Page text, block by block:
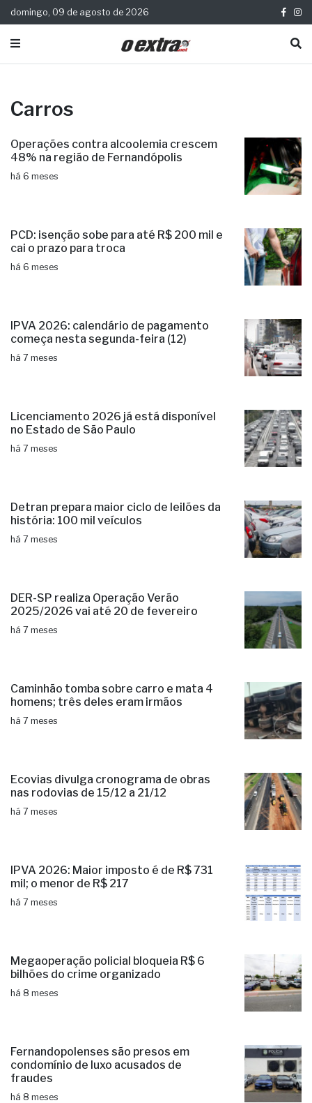
domingo, 09 de agosto de 2026
Carros
Operações contra alcoolemia crescem
48% na região de Fernandópolis
há 6 meses
PCD: isenção sobe para até R$ 200 mil e
cai o prazo para troca
há 6 meses
IPVA 2026: calendário de pagamento
começa nesta segunda-feira (12)
há 7 meses
Licenciamento 2026 já está disponível
no Estado de São Paulo
há 7 meses
Detran prepara maior ciclo de leilões da
história: 100 mil veículos
há 7 meses
DER-SP realiza Operação Verão
2025/2026 vai até 20 de fevereiro
há 7 meses
Caminhão tomba sobre carro e mata 4
homens; três deles eram irmãos
há 7 meses
Ecovias divulga cronograma de obras
nas rodovias de 15/12 a 21/12
há 7 meses
IPVA 2026: Maior imposto é de R$ 731
mil; o menor de R$ 217
há 7 meses
Megaoperação policial bloqueia R$ 6
bilhões do crime organizado
há 8 meses
Fernandopolenses são presos em
condomínio de luxo acusados de
fraudes
há 8 meses